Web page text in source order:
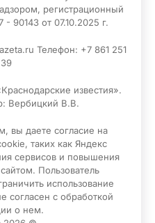
регистрационный
от 07.10.2025 г.
Телефон: +7 861 251
известия».
Вербицкий В.В.
вы даете согласие на
таких как Яндекс
сервисов и повышения
Пользователь
использование
согласен с обработкой
о нем.